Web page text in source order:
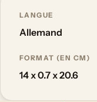
LANGUE
Allemand
FORMAT (EN CM)
14 x 0.7 x 20.6